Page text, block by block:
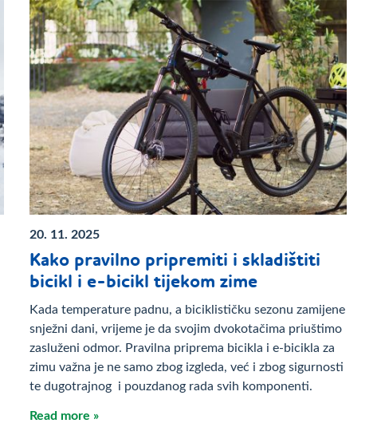
20. 11. 2025
Kako pravilno pripremiti i skladištiti
bicikl i e-bicikl tijekom zime
Kada temperature padnu, a biciklističku sezonu zamijene
snježni dani, vrijeme je da svojim dvokotačima priuštimo
zasluženi odmor. Pravilna priprema bicikla i e-bicikla za
zimu važna je ne samo zbog izgleda, već i zbog sigurnosti
te dugotrajnog i pouzdanog rada svih komponenti.
Read more »